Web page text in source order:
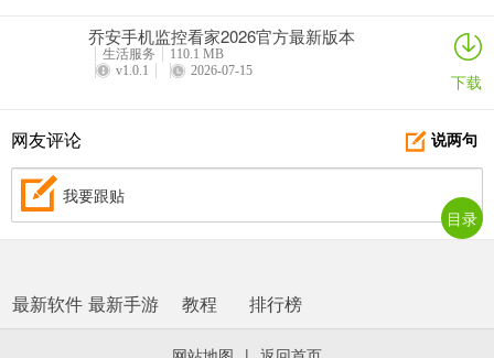
乔安手机监控看家2026官方最新版本
生活服务
110.1 MB
v1.0.1
2026-07-15 下载
说两句
网友评论
我要跟贴
最新软件 最新手游 教程 排行榜
目录